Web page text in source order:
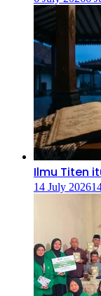
Ilmu Titen
14 July 2026